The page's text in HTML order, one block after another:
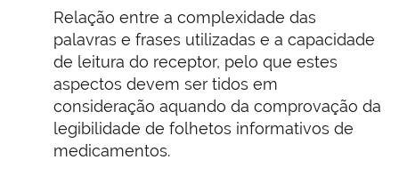
Relação entre a complexidade das
palavras e frases utilizadas e a capacidade
de leitura do receptor, pelo que estes
aspectos devem ser tidos em
consideração aquando da comprovação da
legibilidade de folhetos informativos de
medicamentos.